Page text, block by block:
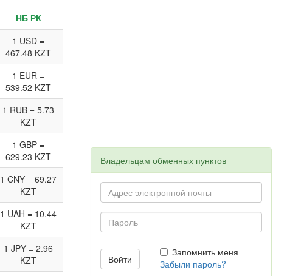
НБ РК
1 USD =
467.48 KZT
1 EUR =
539.52 KZT
1 RUB = 5.73
KZT
1 GBP =
629.23 KZT
1 CNY = 69.27
KZT
1 UAH = 10.44
KZT
1 JPY = 2.96
KZT
Владельцам обменных пунктов
Запомнить меня
Забыли пароль?